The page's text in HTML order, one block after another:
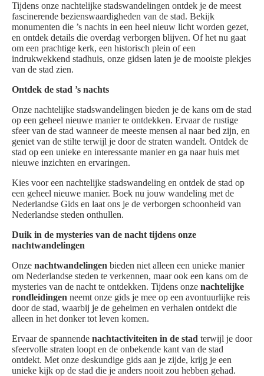
Tijdens onze nachtelijke stadswandelingen ontdek je de meest
fascinerende bezienswaardigheden van de stad. Bekijk
monumenten die ’s nachts in een heel nieuw licht worden gezet,
en ontdek details die overdag verborgen blijven. Of het nu gaat
om een prachtige kerk, een historisch plein of een
indrukwekkend stadhuis, onze gidsen laten je de mooiste plekjes
van de stad zien.
Ontdek de stad ’s nachts
Onze nachtelijke stadswandelingen bieden je de kans om de stad
op een geheel nieuwe manier te ontdekken. Ervaar de rustige
sfeer van de stad wanneer de meeste mensen al naar bed zijn, en
geniet van de stilte terwijl je door de straten wandelt. Ontdek de
stad op een unieke en interessante manier en ga naar huis met
nieuwe inzichten en ervaringen.
Kies voor een nachtelijke stadswandeling en ontdek de stad op
een geheel nieuwe manier. Boek nu jouw wandeling met de
Nederlandse Gids en laat ons je de verborgen schoonheid van
Nederlandse steden onthullen.
Duik in de mysteries van de nacht tijdens onze
nachtwandelingen
Onze nachtwandelingen bieden niet alleen een unieke manier
om Nederlandse steden te verkennen, maar ook een kans om de
mysteries van de nacht te ontdekken. Tijdens onze nachtelijke
rondleidingen neemt onze gids je mee op een avontuurlijke reis
door de stad, waarbij je de geheimen en verhalen ontdekt die
alleen in het donker tot leven komen.
Ervaar de spannende nachtactiviteiten in de stad terwijl je door
sfeervolle straten loopt en de onbekende kant van de stad
ontdekt. Met onze deskundige gids aan je zijde, krijg je een
unieke kijk op de stad die je anders nooit zou hebben gehad.